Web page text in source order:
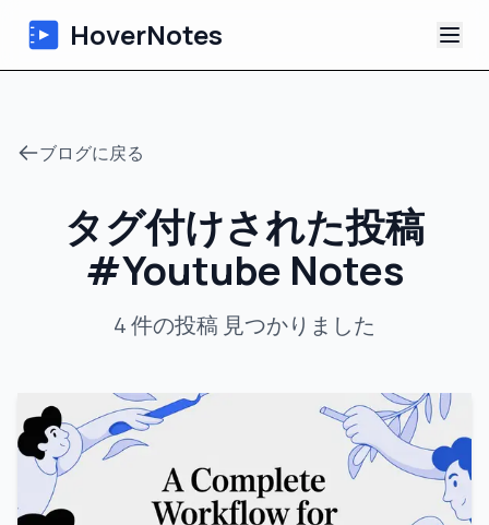
HoverNotes
AI動画ノート
チュートリアル
について
ブログに戻る
タグ付けされた投稿
#Youtube Notes
4件の投稿 見つかりました